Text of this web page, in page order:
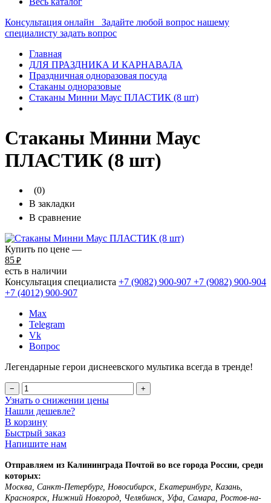
Консультация онлайн
Задайте любой вопрос нашему
специалисту задать вопрос
Главная
ДЛЯ ПРАЗДНИКА И КАРНАВАЛА
Праздничная одноразовая посуда
Стаканы одноразовые
Стаканы Минни Маус ПЛАСТИК (8 шт)
Стаканы Минни Маус
ПЛАСТИК (8 шт)
(0)
В закладки
В сравнение
Купить по цене —
85 ₽
есть в наличии
Консультация специалиста +7 (9082) 900-907 +7 (9082) 900-904
+7 (4012) 900-907
Max
Telegram
Vk
Вопрос
Легендарные герои диснеевского мультика всегда в тренде!
− +
Узнать о снижении цены
Нашли дешевле?
В корзину
Быстрый заказ
Напишите нам
Отправляем из Калининграда Почтой во все города России, среди
которых:
Москва, Санкт-Петербург, Новосибирск, Екатеринбург, Казань,
Красноярск, Нижний Новгород, Челябинск, Уфа, Самара, Ростов-на-